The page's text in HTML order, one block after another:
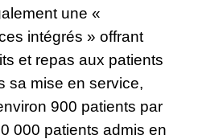
une «
intégrés » offrant
et repas aux patients
sa mise en service,
900 patients par
000 patients admis en